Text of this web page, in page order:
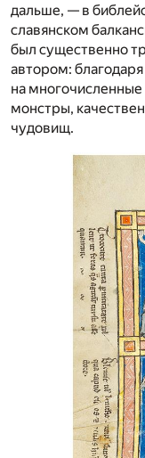
дальше, — в
славянском
был существенно
автором:
на многочисленные
монстры,
чудовищ.